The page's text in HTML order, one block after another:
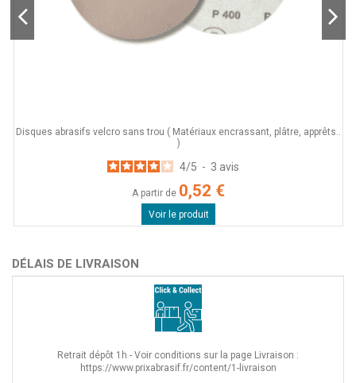
Disques abrasifs velcro sans trou ( Matériaux encrassant, plâtre, apprêts..
)
4/5 - 3 avis
A partir de 0,52 €
Voir le produit
DÉLAIS DE LIVRAISON
Retrait dépôt 1h - Voir conditions sur la page Livraison :
https://www.prixabrasif.fr/content/1-livraison